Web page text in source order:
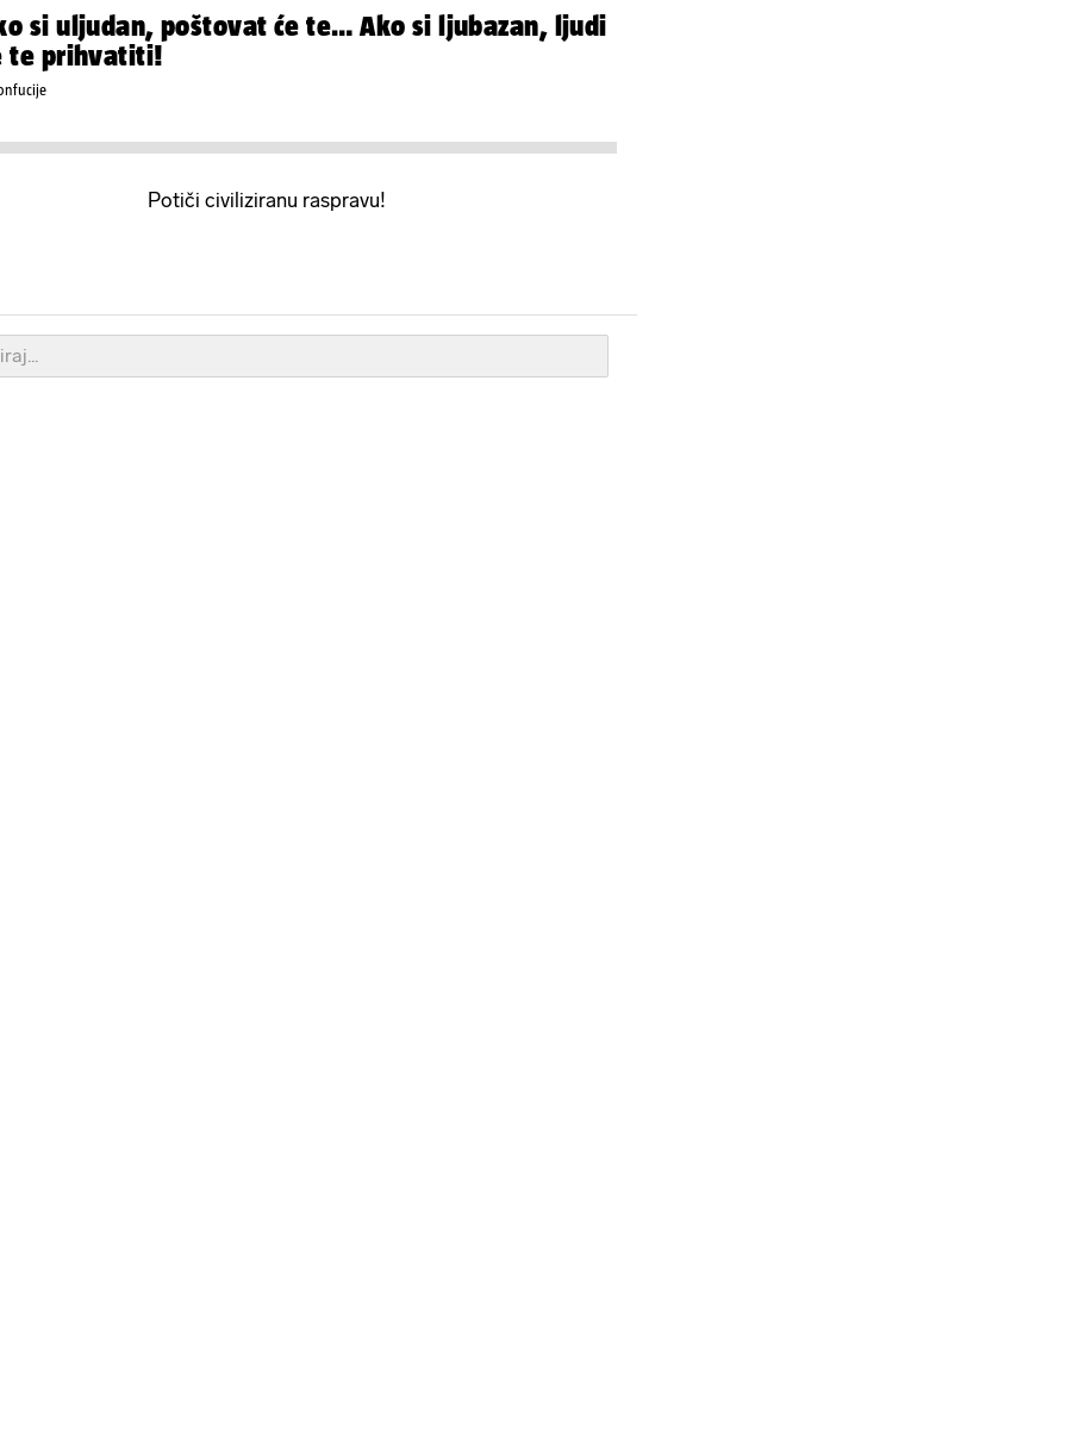
si uljudan, poštovat će te… Ako si ljubazan, ljudi
te prihvatiti!
Potiči civiliziranu raspravu!